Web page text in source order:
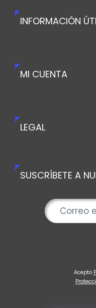
INFORMACIÓN
MI CUENTA
LEGAL
SUSCRÍBETE A
Acepto